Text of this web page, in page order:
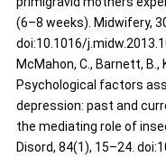
(6–8 weeks). Midwifery,
doi:10.1016/
McMahon, C., Barnett, B.,
Psychological factors
depression: past and
the mediating role of
Disord, 84(1), 15–24.